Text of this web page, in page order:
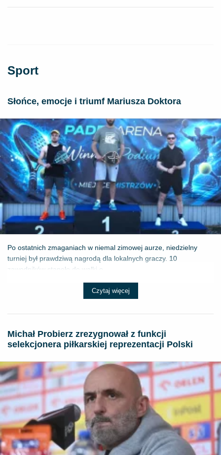
Sport
Słońce, emocje i triumf Mariusza Doktora
Po ostatnich zmaganiach w niemal zimowej aurze, niedzielny
turniej był prawdziwą nagrodą dla lokalnych graczy. 10
zawodników stanęło do walki o ...
Czytaj więcej
Michał Probierz zrezygnował z funkcji
selekcjonera piłkarskiej reprezentacji Polski